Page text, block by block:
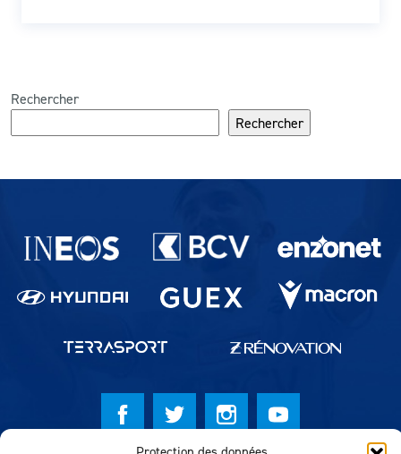
Rechercher
Rechercher
Partenaires du lausanne-Sport